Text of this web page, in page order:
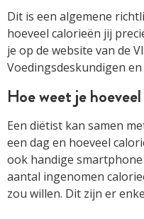
Dit is een algemene
hoeveel calorieën jij
je op de website van de
Voedingsdeskundigen
Hoe weet je
Een diëtist kan samen
een dag en hoeveel
ook handige
aantal ingenomen
zou willen. Dit zijn er